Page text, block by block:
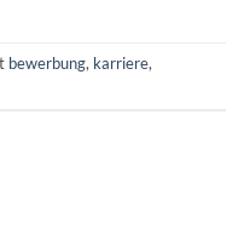
bewerbung, karriere,